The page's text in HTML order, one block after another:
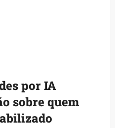
por IA
sobre quem